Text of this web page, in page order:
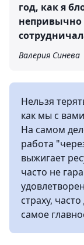
год, как я
непривычно
Валерия Синева
Нельзя
как мы с
На самом
работа
выжигает
часто не
страху,
самое